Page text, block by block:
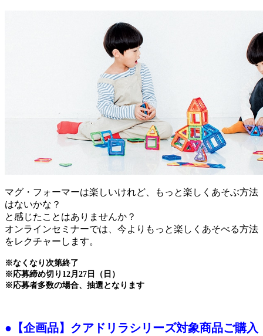
マグ・フォーマーは楽しいけれど、もっと楽しくあそぶ方法
はないかな？
と感じたことはありませんか？
オンラインセミナーでは、今よりもっと楽しくあそべる方法
をレクチャーします。
※なくなり次第終了
※応募締め切り12月27日（日）
※応募者多数の場合、抽選となります
●【企画品】クアドリラシリーズ対象商品ご購入